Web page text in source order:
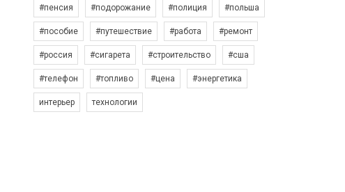
#пенсия #подорожание #полиция #польша
#пособие #путешествие #работа #ремонт
#россия #сигарета #строительство #сша
#телефон #топливо #цена #энергетика
интерьер технологии